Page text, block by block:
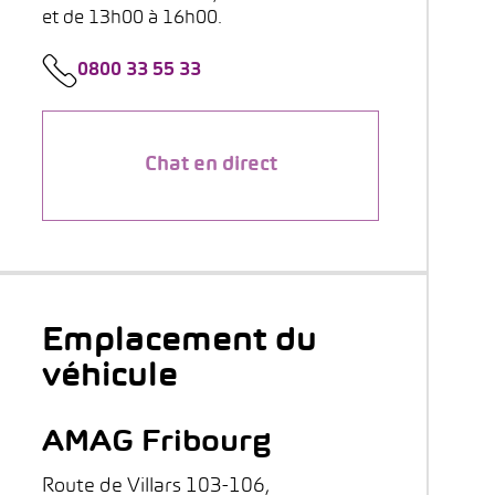
et de 13h00 à 16h00.
0800 33 55 33
Chat en direct
Emplacement du
véhicule
AMAG Fribourg
Route de Villars 103-106,